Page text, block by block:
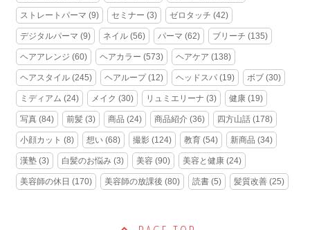
ストレートパーマ (9) セミナー (3) ゼロタッチ (42)
デジタルパーマ (9) ネイル (56) パーマ (62) ブリーチ (135)
ヘアアレンジ (60) ヘアカラー (573) ヘアケア (138)
ヘアスタイル (245) ヘアループ(12) ヘッドスパ (19) ボブ (30)
ミディアム (24) メイク (30) リュミエリーナ (3) 健康 (19)
写真 (84) 前髪 (3) 商品 (24) 商品紹介 (36) 四方山話 (178)
小顔カット (8) 想い (68) 撮影 (124) 教育 (54) 新商品 (34)
漢塾 (3) 白髪のお悩み (3) 美容 (90) 美容と健康 (24)
美容師の休日 (170) 美容師の放課後 (80) 読書 (5) 髪質改善 (25)